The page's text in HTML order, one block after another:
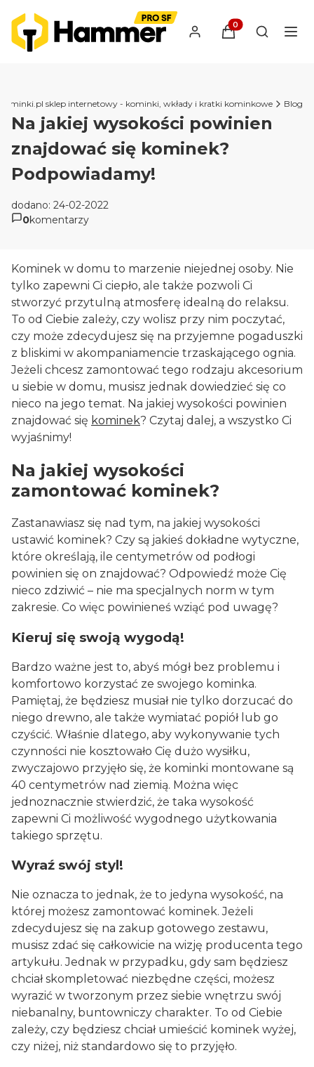
Produkty w
Otwórz
sklep internetowy - kominki, wkłady i kratki kominkowe Blog
Na jakiej wysokości powinien
znajdować się kominek?
Podpowiadamy!
dodano: 24-02-2022
0komentarzy
Kominek w domu to marzenie niejednej osoby. Nie
tylko zapewni Ci ciepło, ale także pozwoli Ci
stworzyć przytulną atmosferę idealną do relaksu.
To od Ciebie zależy, czy wolisz przy nim poczytać,
czy może zdecydujesz się na przyjemne pogaduszki
z bliskimi w akompaniamencie trzaskającego ognia.
Jeżeli chcesz zamontować tego rodzaju akcesorium
u siebie w domu, musisz jednak dowiedzieć się co
nieco na jego temat. Na jakiej wysokości powinien
znajdować się kominek? Czytaj dalej, a wszystko Ci
wyjaśnimy!
Na jakiej wysokości
zamontować kominek?
Zastanawiasz się nad tym, na jakiej wysokości
ustawić kominek? Czy są jakieś dokładne wytyczne,
które określają, ile centymetrów od podłogi
powinien się on znajdować? Odpowiedź może Cię
nieco zdziwić – nie ma specjalnych norm w tym
zakresie. Co więc powinieneś wziąć pod uwagę?
Kieruj się swoją wygodą!
Bardzo ważne jest to, abyś mógł bez problemu i
komfortowo korzystać ze swojego kominka.
Pamiętaj, że będziesz musiał nie tylko dorzucać do
niego drewno, ale także wymiatać popiół lub go
czyścić. Właśnie dlatego, aby wykonywanie tych
czynności nie kosztowało Cię dużo wysiłku,
zwyczajowo przyjęło się, że kominki montowane są
40 centymetrów nad ziemią. Można więc
jednoznacznie stwierdzić, że taka wysokość
zapewni Ci możliwość wygodnego użytkowania
takiego sprzętu.
Wyraź swój styl!
Nie oznacza to jednak, że to jedyna wysokość, na
której możesz zamontować kominek. Jeżeli
zdecydujesz się na zakup gotowego zestawu,
musisz zdać się całkowicie na wizję producenta tego
artykułu. Jednak w przypadku, gdy sam będziesz
chciał skompletować niezbędne części, możesz
wyrazić w tworzonym przez siebie wnętrzu swój
niebanalny, buntowniczy charakter. To od Ciebie
zależy, czy będziesz chciał umieścić kominek wyżej,
czy niżej, niż standardowo się to przyjęło.